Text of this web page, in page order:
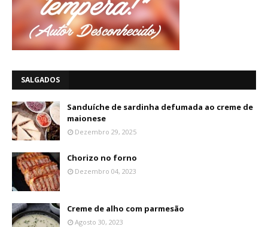
SALGADOS
Sanduíche de sardinha defumada ao creme de
maionese
Dezembro 29, 2025
Chorizo no forno
Dezembro 04, 2023
Creme de alho com parmesão
Agosto 30, 2023